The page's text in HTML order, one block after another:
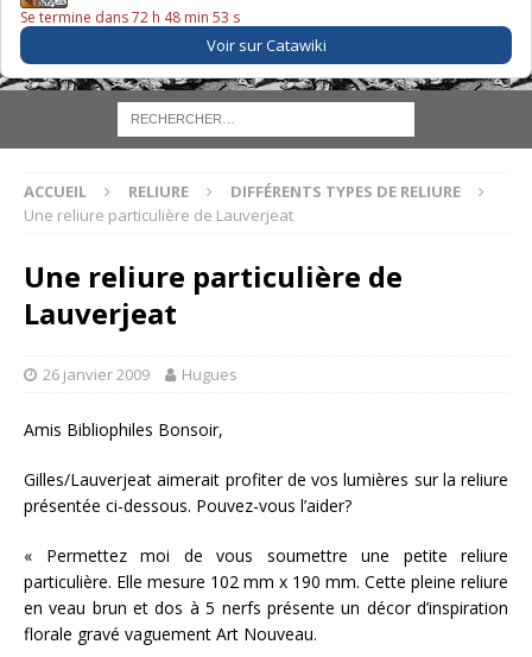
Se termine dans 72 h 48 min 53 s
Voir sur Catawiki
ACCUEIL RELIURE
DIFFÉRENTS TYPES DE RELIURE
Une reliure particulière de Lauverjeat
Une reliure particulière de
Lauverjeat
26 janvier 2009 Hugues
Amis Bibliophiles Bonsoir,
Gilles/Lauverjeat aimerait profiter de vos lumières sur la reliure
présentée ci-dessous. Pouvez-vous l’aider?
« Permettez moi de vous soumettre une petite reliure
particulière. Elle mesure 102 mm x 190 mm. Cette pleine reliure
en veau brun et dos à 5 nerfs présente un décor d’inspiration
florale gravé vaguement Art Nouveau.